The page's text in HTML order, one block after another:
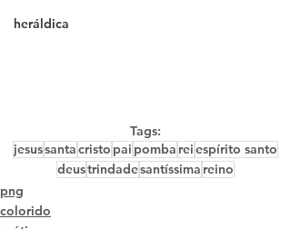
heráldica
Tags:
jesussantacristo pai pomba reiespírito santo
deustrindadesantíssima reino
png
colorido